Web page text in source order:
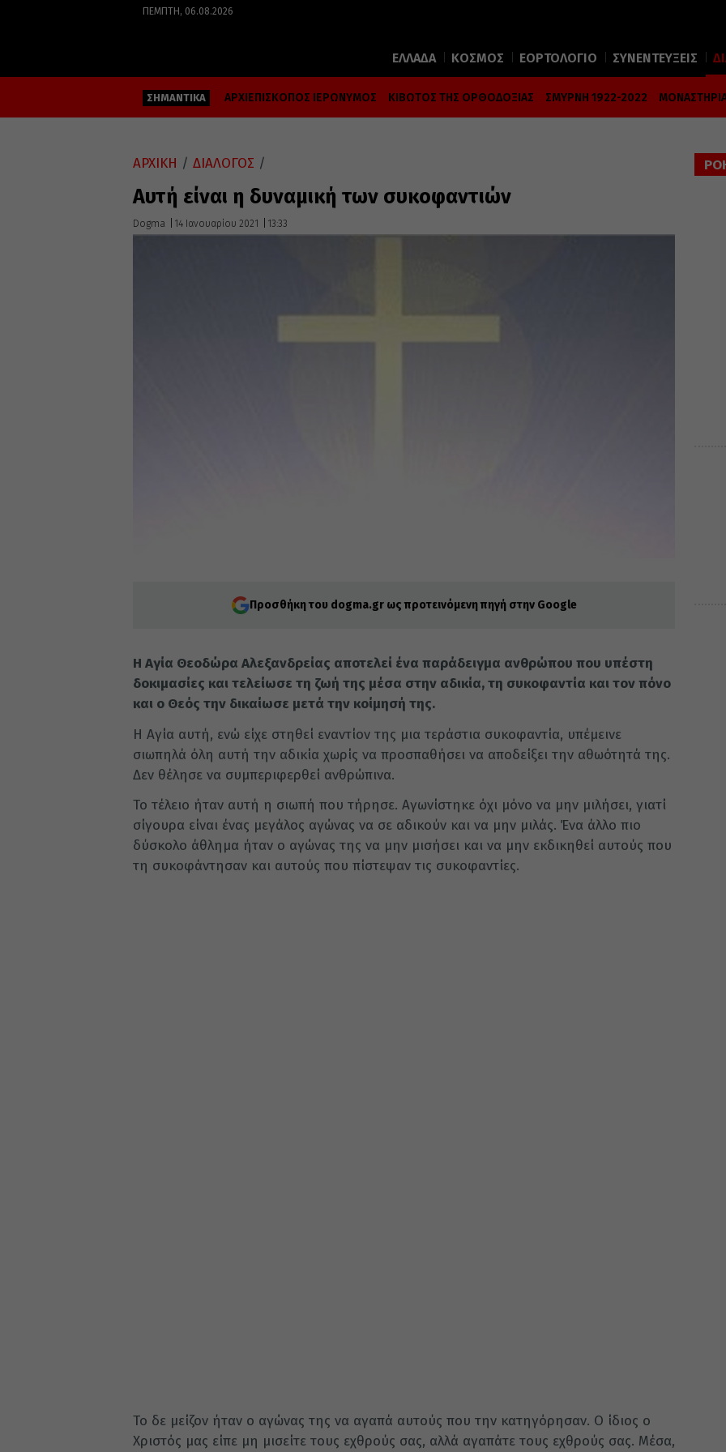
ΠΈΜΠΤΗ, 06.08.2026
ΕΛΛΑΔΑ ΚΟΣΜΟΣ ΕΟΡΤΟΛΟΓΙΟ ΣΥΝΕΝΤΕΥΞΕΙΣ
ΣΗΜΑΝΤΙΚΑ ΑΡΧΙΕΠΙΣΚΟΠΟΣ ΙΕΡΩΝΥΜΟΣ ΚΙΒΩΤΟΣ ΤΗΣ ΟΡΘΟΔΟΞΙΑΣ ΣΜΥΡΝΗ 1922-2022
ΑΡΧΙΚΗ / ΔΙΑΛΟΓΟΣ /
Αυτή είναι η δυναμική των συκοφαντιών
Dogma 14 Ιανουαρίου 2021 13:33
Προσθήκη του dogma.gr ως προτεινόμενη πηγή στην Google
Η Αγία Θεοδώρα Αλεξανδρείας αποτελεί ένα παράδειγμα ανθρώπου που υπέστη
δοκιμασίες και τελείωσε τη ζωή της μέσα στην αδικία, τη συκοφαντία και τον πόνο
και ο Θεός την δικαίωσε μετά την κοίμησή της.
Η Αγία αυτή, ενώ είχε στηθεί εναντίον της μια τεράστια συκοφαντία, υπέμεινε
σιωπηλά όλη αυτή την αδικία χωρίς να προσπαθήσει να αποδείξει την αθωότητά της.
Δεν θέλησε να συμπεριφερθεί ανθρώπινα.
Το τέλειο ήταν αυτή η σιωπή που τήρησε. Αγωνίστηκε όχι μόνο να μην μιλήσει, γιατί
σίγουρα είναι ένας μεγάλος αγώνας να σε αδικούν και να μην μιλάς. Ένα άλλο πιο
δύσκολο άθλημα ήταν ο αγώνας της να μην μισήσει και να μην εκδικηθεί αυτούς που
τη συκοφάντησαν και αυτούς που πίστεψαν τις συκοφαντίες.
Το δε μείζον ήταν ο αγώνας της να αγαπά αυτούς που την κατηγόρησαν. Ο ίδιος ο
Χριστός μας είπε μη μισείτε τους εχθρούς σας, αλλά αγαπάτε τους εχθρούς σας. Μέσα,